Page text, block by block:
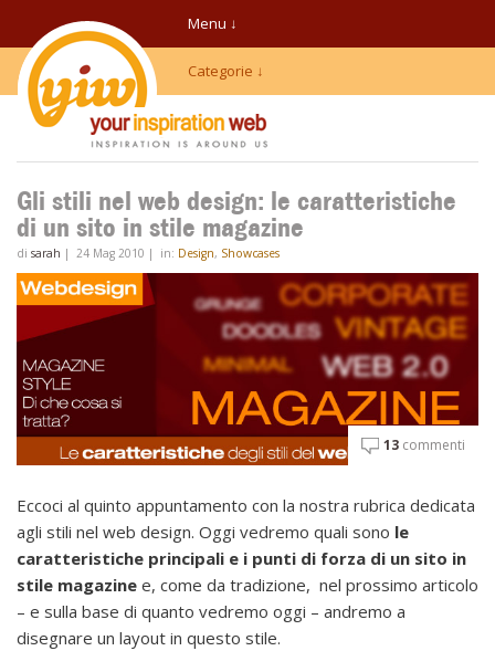
Menu ↓
Categorie ↓
Gli stili nel web design: le caratteristiche
di un sito in stile magazine
di sarah | 24 Mag 2010 | in: Design, Showcases
13 commenti
Eccoci al quinto appuntamento con la nostra rubrica dedicata
agli stili nel web design. Oggi vedremo quali sono le
caratteristiche principali e i punti di forza di un sito in
stile magazine e, come da tradizione, nel prossimo articolo
– e sulla base di quanto vedremo oggi – andremo a
disegnare un layout in questo stile.